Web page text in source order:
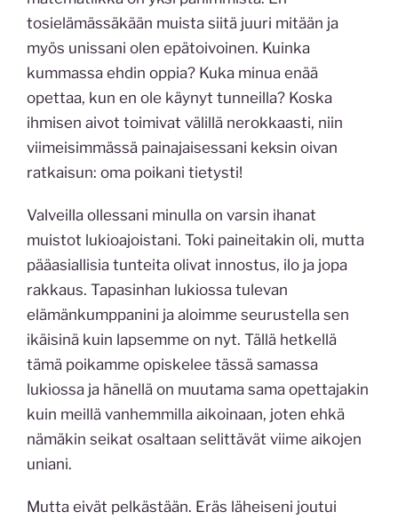
tosielämässäkään muista siitä juuri mitään ja
myös unissani olen epätoivoinen. Kuinka
kummassa ehdin oppia? Kuka minua enää
opettaa, kun en ole käynyt tunneilla? Koska
ihmisen aivot toimivat välillä nerokkaasti, niin
viimeisimmässä painajaisessani keksin oivan
ratkaisun: oma poikani tietysti!
Valveilla ollessani minulla on varsin ihanat
muistot lukioajoistani. Toki paineitakin oli, mutta
pääasiallisia tunteita olivat innostus, ilo ja jopa
rakkaus. Tapasinhan lukiossa tulevan
elämänkumppanini ja aloimme seurustella sen
ikäisinä kuin lapsemme on nyt. Tällä hetkellä
tämä poikamme opiskelee tässä samassa
lukiossa ja hänellä on muutama sama opettajakin
kuin meillä vanhemmilla aikoinaan, joten ehkä
nämäkin seikat osaltaan selittävät viime aikojen
uniani.
Mutta eivät pelkästään. Eräs läheiseni joutui